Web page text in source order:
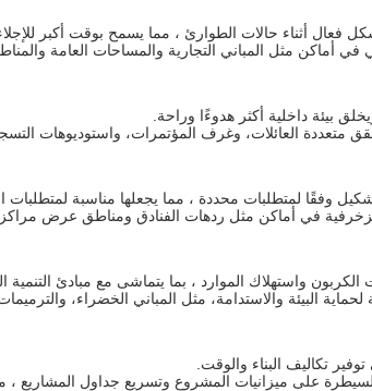
فعال أثناء حالات الطوارئ ، مما يسمح بوقت أكبر
في أماكن مثل المباني التجارية والمساحات العامة
بيئة داخلية أكثر هدوءًا وراحة.
متعددة العائلات، وغرف المؤتمرات، واستوديوهات
وفقًا لمتطلبات محددة ، مما يجعلها مناسبة لمتطلبات
في أماكن مثل ردهات الفنادق ومناطق عرض مراكز
واستهلاك الموارد ، بما يتماشى مع مبادئ التنمية
البيئة والاستدامة، مثل المباني الخضراء،
تكاليف البناء والوقت.
على ميزانيات المشروع وتسريع جداول المشاريع